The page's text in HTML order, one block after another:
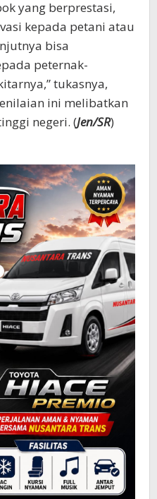
yang berprestasi,
kepada petani atau
bisa
peternak-
tukasnya,
ini melibatkan
negeri. (Jen/SR)